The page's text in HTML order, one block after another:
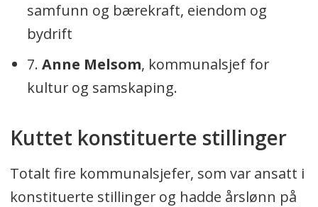
samfunn og bærekraft, eiendom og
bydrift
7. Anne Melsom, kommunalsjef for
kultur og samskaping.
Kuttet konstituerte stillinger
Totalt fire kommunalsjefer, som var ansatt i
konstituerte stillinger og hadde årslønn på